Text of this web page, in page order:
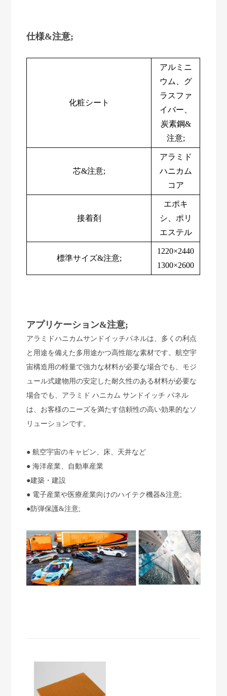
仕様&注意;
化粧シート
アルミニ
ウム、グ
ラスファ
イバー、
炭素鋼&
注意;
芯&注意;
アラミド
ハニカム
コア
接着剤
エポキ
シ、ポリ
エステル
標準サイズ&注意;
1220×2440
1300×2600
アプリケーション&注意;
アラミドハニカムサンドイッチパネルは、多くの利点
と用途を備えた多用途かつ高性能な素材です。航空宇
宙構造用の軽量で強力な材料が必要な場合でも、モジ
ュール式建物用の安定した耐久性のある材料が必要な
場合でも、アラミド ハニカム サンドイッチ パネル
は、お客様のニーズを満たす信頼性の高い効果的なソ
リューションです。
● 航空宇宙のキャビン、床、天井など
● 海洋産業、自動車産業
●建築・建設
● 電子産業や医療産業向けのハイテク機器&注意;
●防弾保護&注意;